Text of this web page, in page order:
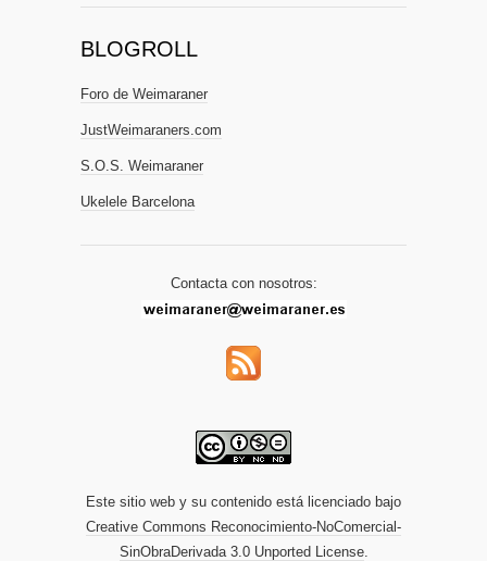
BLOGROLL
Foro de Weimaraner
JustWeimaraners.com
S.O.S. Weimaraner
Ukelele Barcelona
Contacta con nosotros:
Este sitio web y su contenido está licenciado bajo
Creative Commons Reconocimiento-NoComercial-
SinObraDerivada 3.0 Unported License.